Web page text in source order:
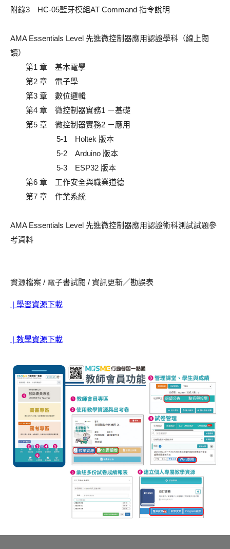
附錄3 HC-05藍牙模組AT Command 指令說明
AMA Essentials Level 先進微控制器應用認證學科（線上閱
讀）
第1 章 基本電學
第2 章 電子學
第3 章 數位邏輯
第4 章 微控制器實務1 －基礎
第5 章 微控制器實務2 －應用
5-1 Holtek 版本
5-2 Arduino 版本
5-3 ESP32 版本
第6 章 工作安全與職業道德
第7 章 作業系統
AMA Essentials Level 先進微控制器應用認證術科測試試題參
考資料
資源檔案 / 電子書試閱 / 資訊更新／勘誤表
| 學習資源下載
| 教學資源下載